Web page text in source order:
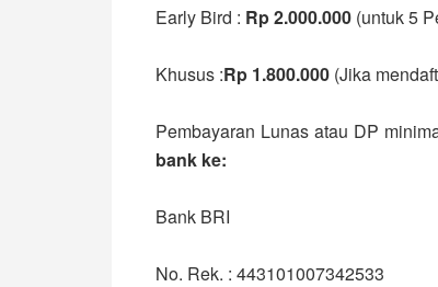
Early Bird : Rp 2.000.000 (untuk 5
Khusus :Rp 1.800.000 (Jika
Pembayaran Lunas atau DP
bank ke:
Bank BRI
No. Rek. : 443101007342533